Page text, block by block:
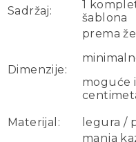
Sadržaj:
1
šablona
Dimenzije:
prema
moguće
Materijal: legura /
manja